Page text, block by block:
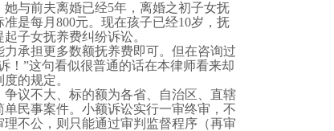
她与前夫离婚已经5年，离婚之初子女抚
是每月 800元。现在孩子已经10岁，抚
起子女抚养费纠纷诉讼。
承担更多数额抚养费即可。但在咨询过
！”这句看似很普通的话在本律师看来却
的规定。
议不大、标的额为各省、自治区、直辖
民事案件。小额诉讼实行一审终审，不
不公，则只能通过审判监督程序（再审